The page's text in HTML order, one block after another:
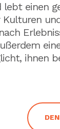
einen
ihnen